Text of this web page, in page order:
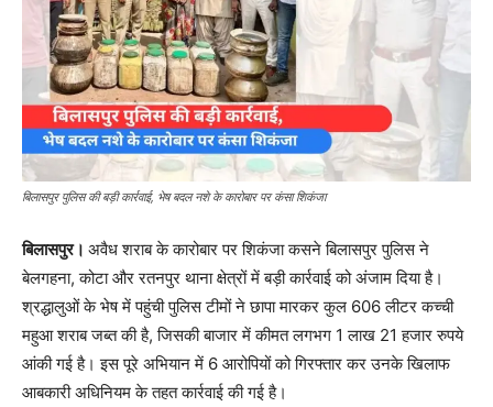
बिलासपुर पुलिस की बड़ी कार्रवाई, भेष बदल नशे के कारोबार पर कंसा शिकंजा
बिलासपुर। अवैध शराब के कारोबार पर शिकंजा कसने बिलासपुर पुलिस ने
बेलगहना, कोटा और रतनपुर थाना क्षेत्रों में बड़ी कार्रवाई को अंजाम दिया है।
श्रद्धालुओं के भेष में पहुंची पुलिस टीमों ने छापा मारकर कुल 606 लीटर कच्ची
महुआ शराब जब्त की है, जिसकी बाजार में कीमत लगभग 1 लाख 21 हजार रुपये
आंकी गई है। इस पूरे अभियान में 6 आरोपियों को गिरफ्तार कर उनके खिलाफ
आबकारी अधिनियम के तहत कार्रवाई की गई है।